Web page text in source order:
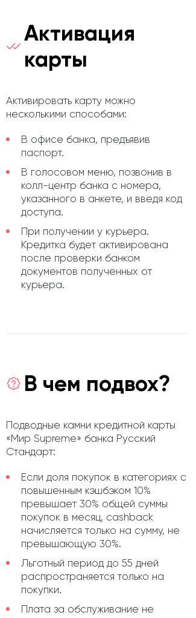
Активация
карты
Активировать карту можно
несколькими способами:
В офисе банка, предъявив
паспорт.
В голосовом меню, позвонив в
колл-центр банка с номера,
указанного в анкете, и введя код
доступа.
При получении у курьера.
Кредитка будет активирована
после проверки банком
документов полученных от
курьера.
В чем подвох?
Подводные камни кредитной карты
«Мир Supreme» банка Русский
Стандарт:
Если доля покупок в категориях с
повышенным кэшбэком 10%
превышает 30% общей суммы
покупок в месяц, cashback
начисляется только на сумму, не
превышающую 30%.
Льготный период до 55 дней
распространяется только на
покупки.
Плата за обслуживание не